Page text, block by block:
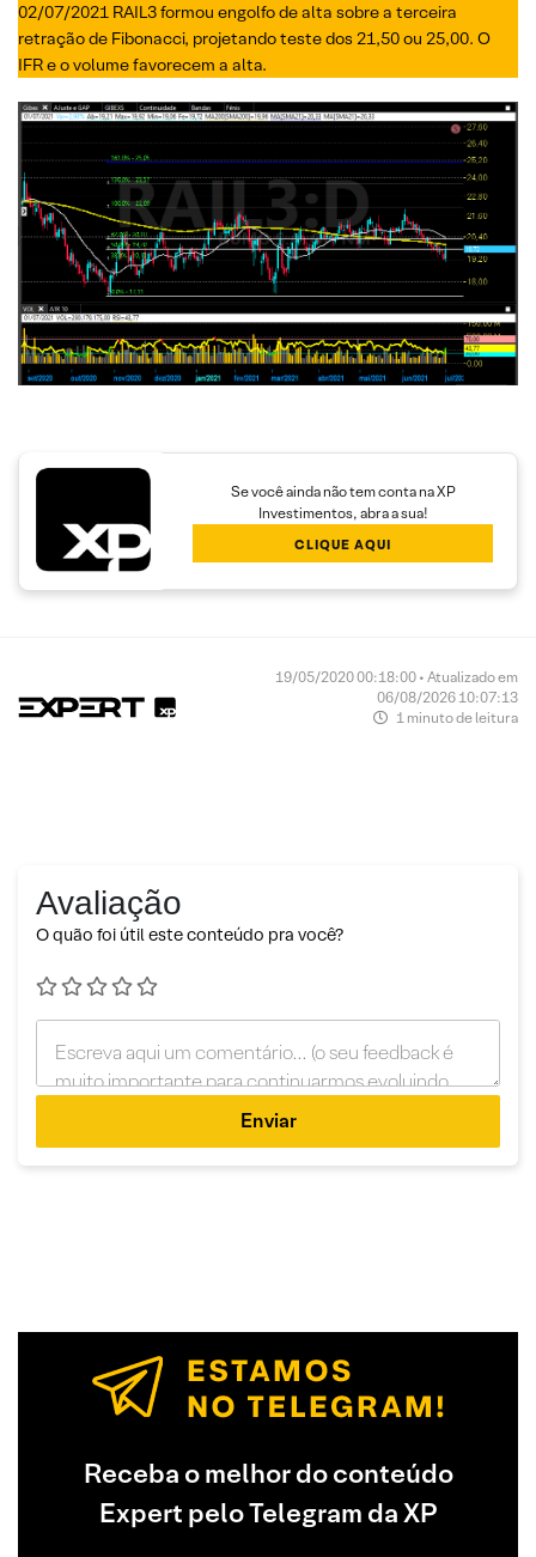
02/07/2021 RAIL3 formou engolfo de alta sobre a terceira
retração de Fibonacci, projetando teste dos 21,50 ou 25,00. O
IFR e o volume favorecem a alta.
Se você ainda não tem conta na XP
Investimentos, abra a sua!
CLIQUE AQUI
19/05/2020 00:18:00 • Atualizado em
06/08/2026 10:07:13
1 minuto de leitura
Avaliação
O quão foi útil este conteúdo pra você?
Enviar
Receba o melhor do conteúdo
Expert pelo Telegram da XP